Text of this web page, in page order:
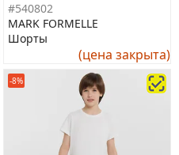
#540802
MARK FORMELLE
Шорты
(цена закрыта)
-8%